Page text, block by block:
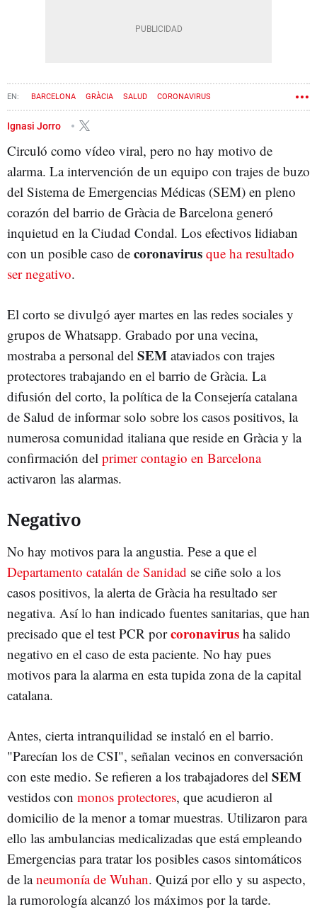
BARCELONA GRÀCIA SALUD CORONAVIRUS
Ignasi Jorro
Circuló como vídeo viral, pero no hay motivo de
alarma. La intervención de un equipo con trajes de buzo
del Sistema de Emergencias Médicas (SEM) en pleno
corazón del barrio de Gràcia de Barcelona generó
inquietud en la Ciudad Condal. Los efectivos lidiaban
con un posible caso de coronavirus que ha resultado
ser negativo.
El corto se divulgó ayer martes en las redes sociales y
grupos de Whatsapp. Grabado por una vecina,
mostraba a personal del SEM ataviados con trajes
protectores trabajando en el barrio de Gràcia. La
difusión del corto, la política de la Consejería catalana
de Salud de informar solo sobre los casos positivos, la
numerosa comunidad italiana que reside en Gràcia y la
confirmación del primer contagio en Barcelona
activaron las alarmas.
Negativo
No hay motivos para la angustia. Pese a que el
Departamento catalán de Sanidad se ciñe solo a los
casos positivos, la alerta de Gràcia ha resultado ser
negativa. Así lo han indicado fuentes sanitarias, que han
precisado que el test PCR porcoronavirus ha salido
negativo en el caso de esta paciente. No hay pues
motivos para la alarma en esta tupida zona de la capital
catalana.
Antes, cierta intranquilidad se instaló en el barrio.
"Parecían los de CSI", señalan vecinos en conversación
con este medio. Se refieren a los trabajadores del SEM
vestidos con monos protectores, que acudieron al
domicilio de la menor a tomar muestras. Utilizaron para
ello las ambulancias medicalizadas que está empleando
Emergencias para tratar los posibles casos sintomáticos
de laneumonía de Wuhan. Quizá por ello y su aspecto,
la rumorología alcanzó los máximos por la tarde.